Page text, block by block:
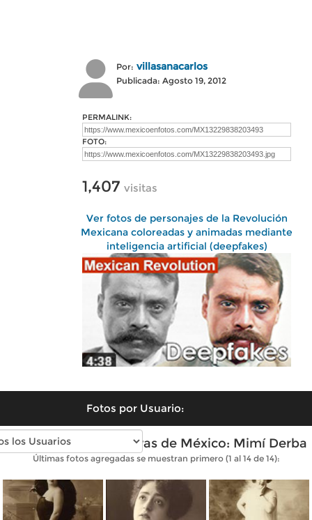
Por: villasanacarlos
Publicada: Agosto 19, 2012
PERMALINK:
FOTO:
1,407 visitas
Ver fotos de personajes de la Revolución
Mexicana coloreadas y animadas mediante
inteligencia artificial (deepfakes)
Fotos por Usuario:
Fotos antiguas de Divas de México: Mimí Derba
Últimas fotos agregadas se muestran primero (1 al 14 de 14):